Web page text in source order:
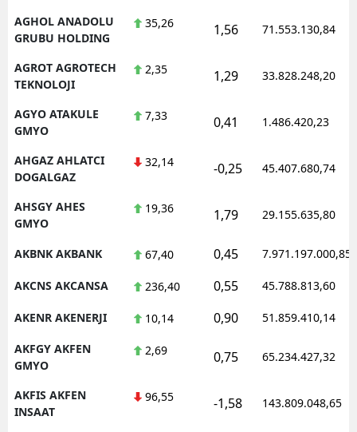
AGHOL ANADOLU
GRUBU HOLDING
35,26 1,56 71.553.130,84
AGROT AGROTECH
TEKNOLOJI
2,35 1,29 33.828.248,20
AGYO ATAKULE
GMYO
7,33 0,41 1.486.420,23
AHGAZ AHLATCI
DOGALGAZ
32,14 -0,25 45.407.680,74
AHSGY AHES
GMYO
19,36 1,79 29.155.635,80
AKBNK AKBANK 67,40 0,45 7.971.197.000,85
AKCNS AKCANSA 236,40 0,55 45.788.813,60
AKENR AKENERJI 10,14 0,90 51.859.410,14
AKFGY AKFEN
GMYO
2,69 0,75 65.234.427,32
AKFIS AKFEN
INSAAT
96,55 -1,58 143.809.048,65